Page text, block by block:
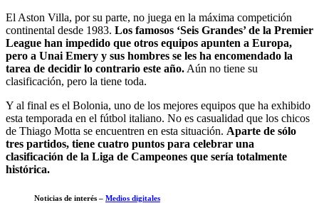
El Aston Villa, por su parte, no juega en la máxima competición
continental desde 1983. Los famosos ‘Seis Grandes’ de la Premier
League han impedido que otros equipos apunten a Europa,
pero a Unai Emery y sus hombres se les ha encomendado la
tarea de decidir lo contrario este año. Aún no tiene su
clasificación, pero la tiene toda.
Y al final es el Bolonia, uno de los mejores equipos que ha exhibido
esta temporada en el fútbol italiano. No es casualidad que los chicos
de Thiago Motta se encuentren en esta situación. Aparte de sólo
tres partidos, tiene cuatro puntos para celebrar una
clasificación de la Liga de Campeones que sería totalmente
histórica.
Noticias de interés – Medios digitales